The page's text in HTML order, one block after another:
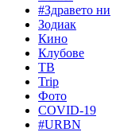
#Здравето ни
Зодиак
Кино
Клубове
ТВ
Trip
Фото
COVID-19
#URBN